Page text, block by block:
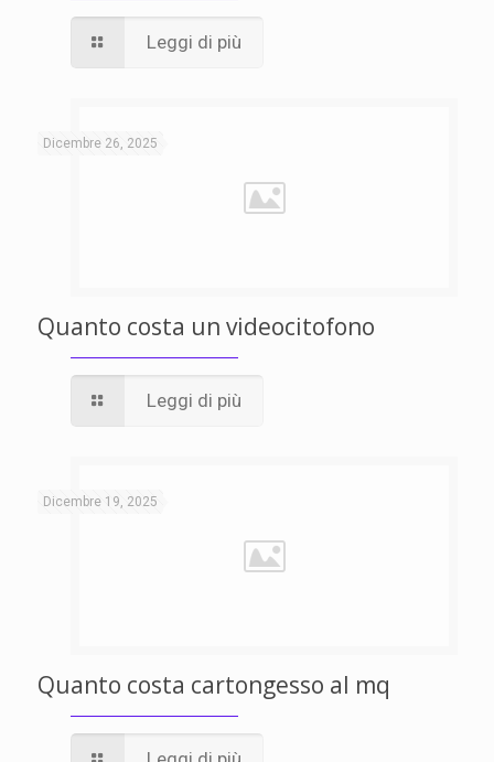
Leggi di più
Dicembre 26, 2025
Quanto costa un videocitofono
Leggi di più
Dicembre 19, 2025
Quanto costa cartongesso al mq